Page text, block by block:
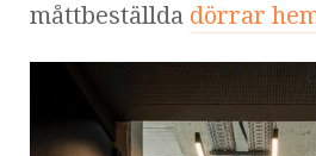
måttbeställda dörrar